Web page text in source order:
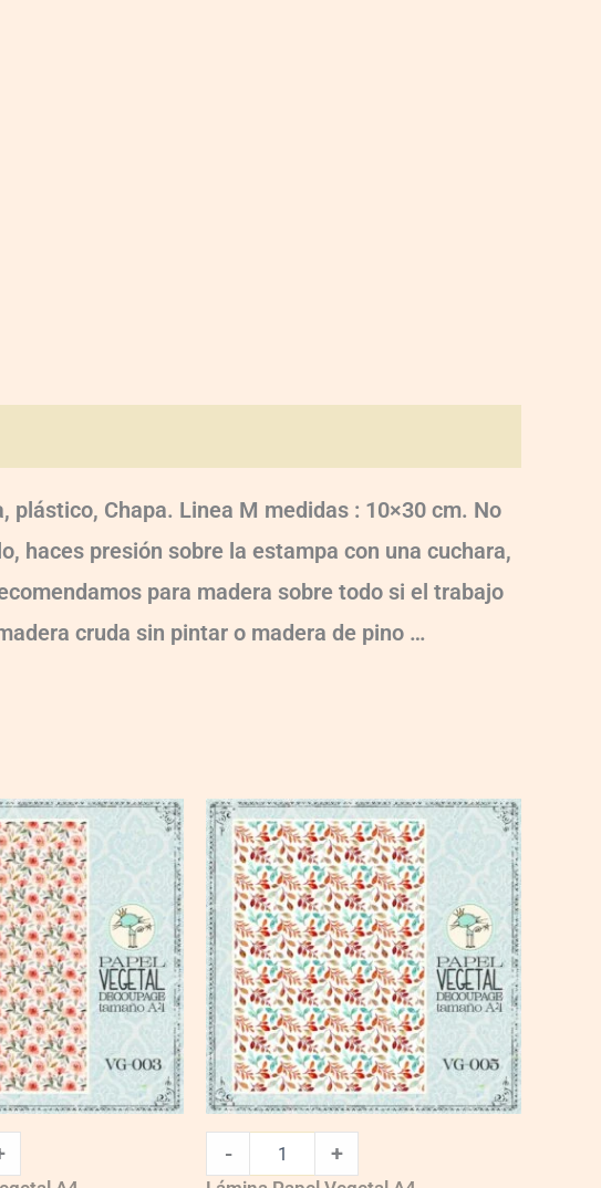
Chapa. Linea M medidas : 10×30 cm. No
haces presión sobre la estampa con una cuchara,
para madera sobre todo si el trabajo
cruda sin pintar o madera de pino …
VG005
quantity
- +